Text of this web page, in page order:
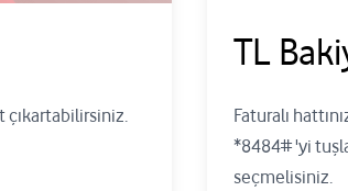
çıkartabilirsiniz.
TL
Faturalı
*8484# 'yi
seçmelisiniz.